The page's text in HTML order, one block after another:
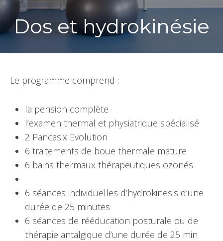
Dos et hydrokinésie
Le programme comprend :
la pension complète
l’examen thermal et physiatrique spécialisé
2 Pancasix Evolution
6 traitements de boue thermale mature
6 bains thermaux thérapeutiques ozonés
6 séances individuelles d’hydrokinesis d’une
durée de 25 minutes
6 séances de rééducation posturale ou de
thérapie antalgique d’une durée de 25 min